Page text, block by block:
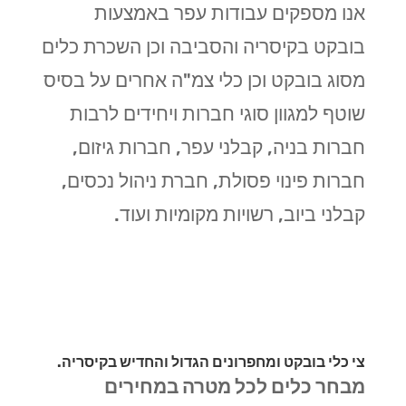
אנו מספקים עבודות עפר באמצעות
בובקט בקיסריה והסביבה וכן השכרת כלים
מסוג בובקט וכן כלי צמ"ה אחרים על בסיס
שוטף למגוון סוגי חברות ויחידים לרבות
חברות בניה, קבלני עפר, חברות גיזום,
חברות פינוי פסולת, חברת ניהול נכסים,
קבלני ביוב, רשויות מקומיות ועוד.
צי כלי בובקט ומחפרונים הגדול והחדיש בקיסריה.
מבחר כלים לכל מטרה במחירים